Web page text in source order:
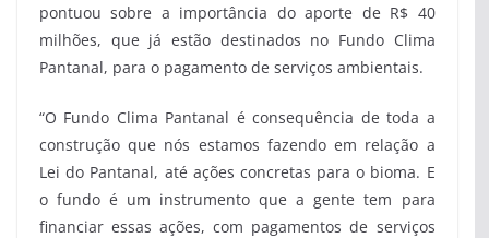
pontuou sobre a importância do aporte de R$ 40
milhões, que já estão destinados no Fundo Clima
Pantanal, para o pagamento de serviços ambientais.
“O Fundo Clima Pantanal é consequência de toda a
construção que nós estamos fazendo em relação a
Lei do Pantanal, até ações concretas para o bioma. E
o fundo é um instrumento que a gente tem para
financiar essas ações, com pagamentos de serviços